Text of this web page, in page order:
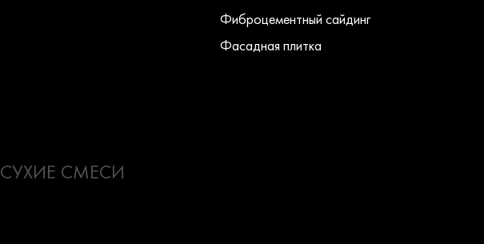
Фиброцементный сайдинг
Фасадная плитка
СУХИЕ СМЕСИ